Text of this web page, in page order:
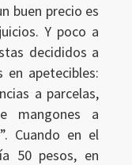
buen precio es
Y poco a
decididos a
en apetecibles:
a parcelas,
mangones a
Cuando en el
50 pesos, en